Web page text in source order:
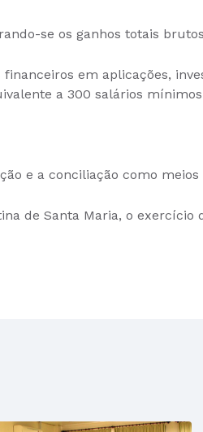
se os ganhos totais
em aplicações,
a 300 salários mínimos
e a conciliação como meios
de Santa Maria, o exercício